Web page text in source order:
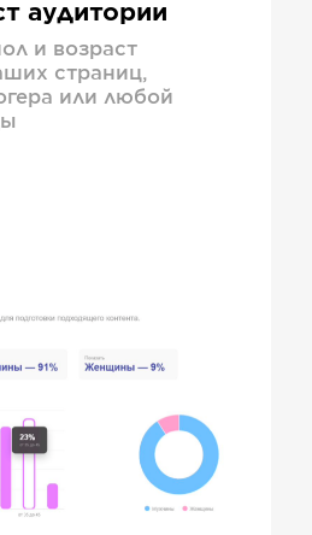
аудитории
и возраст
страниц,
или любой